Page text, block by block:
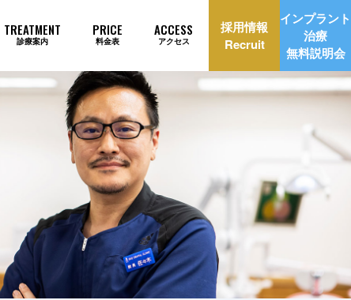
TREATMENT
診療案内
インプラント治療自動見積もり
PRICE
料金表
ACCESS
アクセス
採用情報
Recruit
インプラント
治療
無料説明会